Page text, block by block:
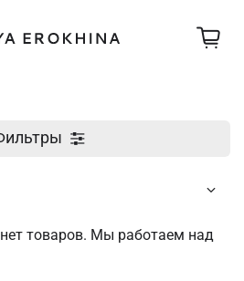
товаров. Мы работаем над